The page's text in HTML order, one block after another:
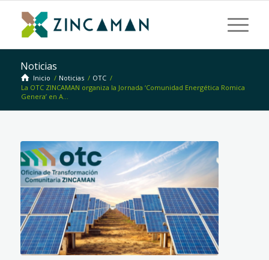
Noticias
Inicio / Noticias / OTC /
La OTC ZINCAMAN organiza la Jornada ‘Comunidad Energética Romica
Genera’ en A...